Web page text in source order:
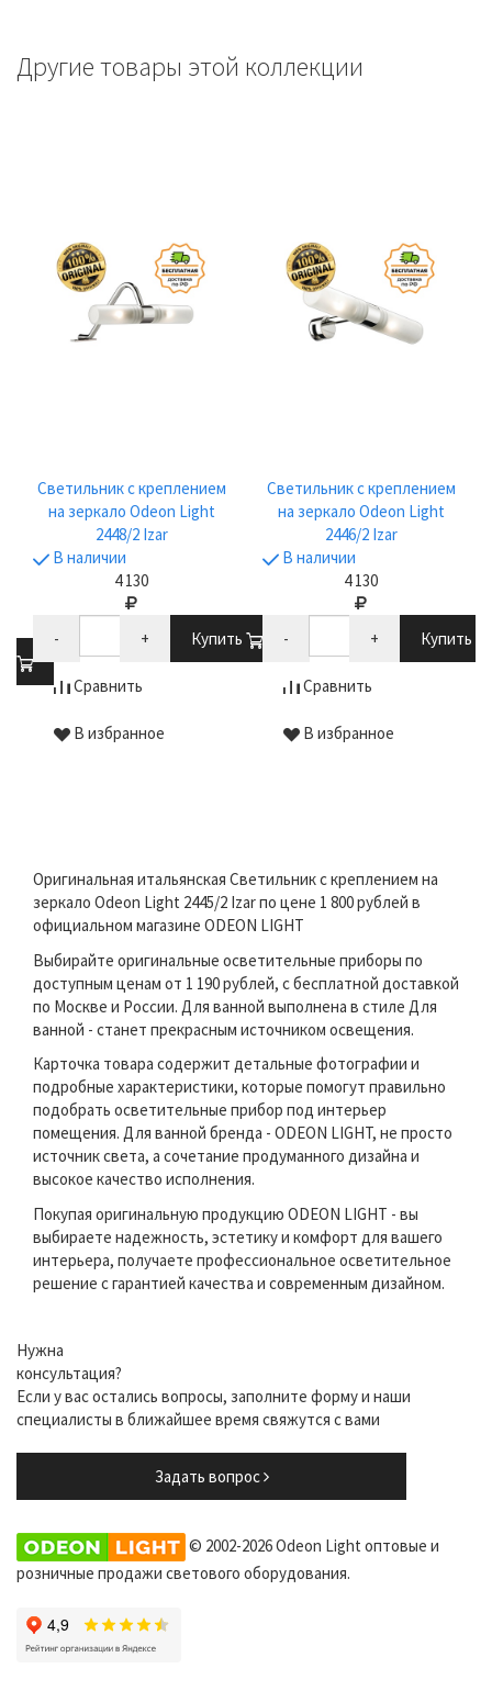
Другие товары этой коллекции
Светильник с креплением
на зеркало Odeon Light
2448/2 Izar
В наличии
4 130
- + Купить
Сравнить
В избранное
Светильник с креплением
на зеркало Odeon Light
2446/2 Izar
В наличии
4 130
- + Купить
Сравнить
В избранное
Оригинальная итальянская Светильник с креплением на
зеркало Odeon Light 2445/2 Izar по цене 1 800 рублей в
официальном магазине ODEON LIGHT
Выбирайте оригинальные осветительные приборы по
доступным ценам от 1 190 рублей, с бесплатной доставкой
по Москве и России. Для ванной выполнена в стиле Для
ванной - станет прекрасным источником освещения.
Карточка товара содержит детальные фотографии и
подробные характеристики, которые помогут правильно
подобрать осветительные прибор под интерьер
помещения. Для ванной бренда - ODEON LIGHT, не просто
источник света, а сочетание продуманного дизайна и
высокое качество исполнения.
Покупая оригинальную продукцию ODEON LIGHT - вы
выбираете надежность, эстетику и комфорт для вашего
интерьера, получаете профессиональное осветительное
решение с гарантией качества и современным дизайном.
Нужна
консультация?
Если у вас остались вопросы, заполните форму и наши
специалисты в ближайшее время свяжутся с вами
Задать вопрос
© 2002-2026 Odeon Light оптовые и
розничные продажи светового оборудования.